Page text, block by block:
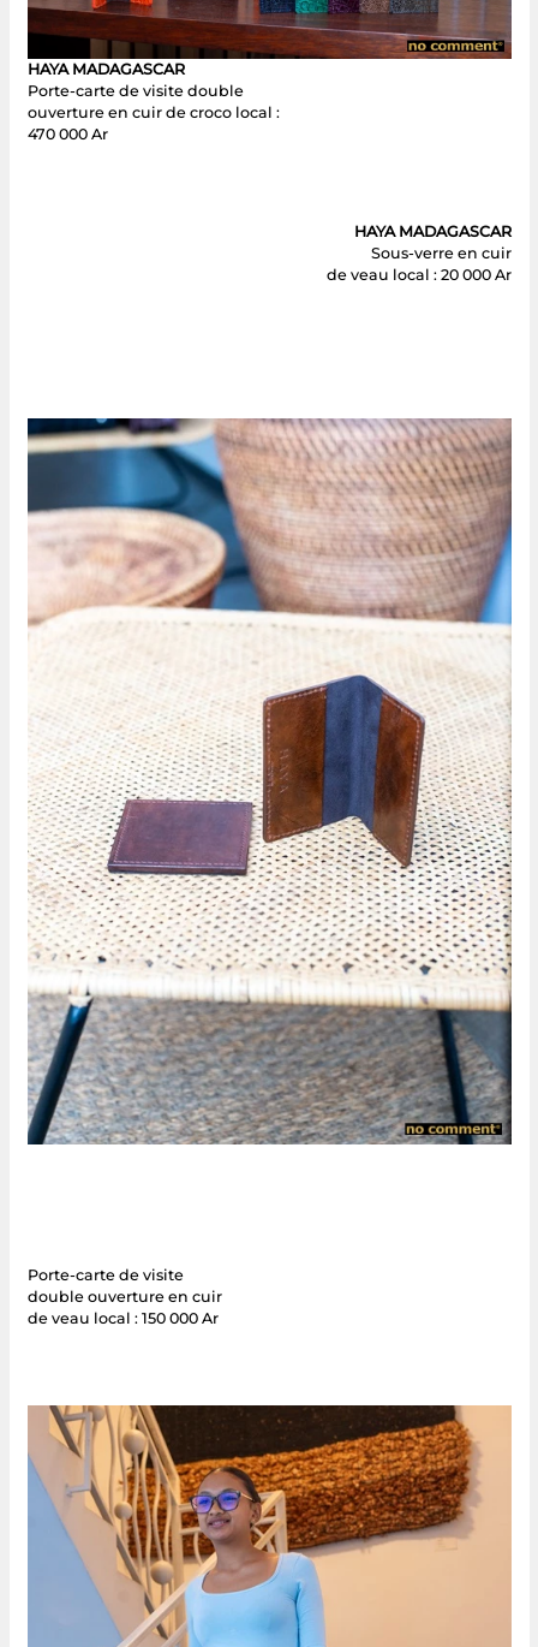
HAYA MADAGASCAR
Porte-carte de visite double
ouverture en cuir de croco local :
470 000 Ar
HAYA MADAGASCAR
Sous-verre en cuir
de veau local : 20 000 Ar
Porte-carte de visite
double ouverture en cuir
de veau local : 150 000 Ar